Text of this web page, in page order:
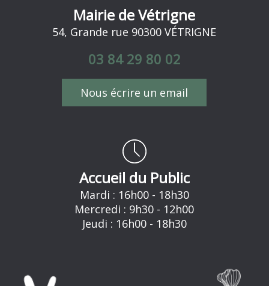
Mairie de Vétrigne
54, Grande rue 90300 VÉTRIGNE
03 84 29 80 02
Nous écrire un email
Accueil du Public
Mardi : 16h00 - 18h30
Mercredi : 9h30 - 12h00
Jeudi : 16h00 - 18h30